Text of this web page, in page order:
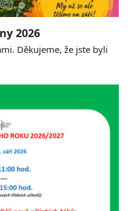
2026
Děkujeme, že jste byli